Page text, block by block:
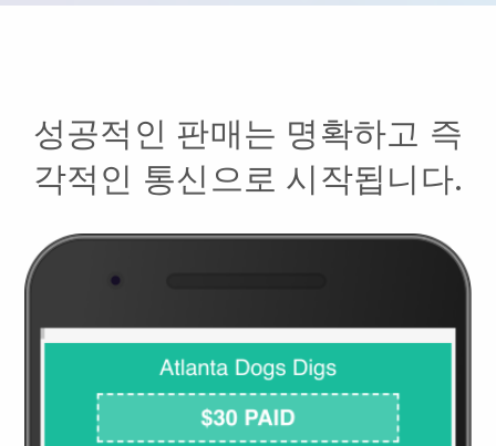
성공적인 판매는 명확하고 즉
각적인 통신으로 시작됩니다.